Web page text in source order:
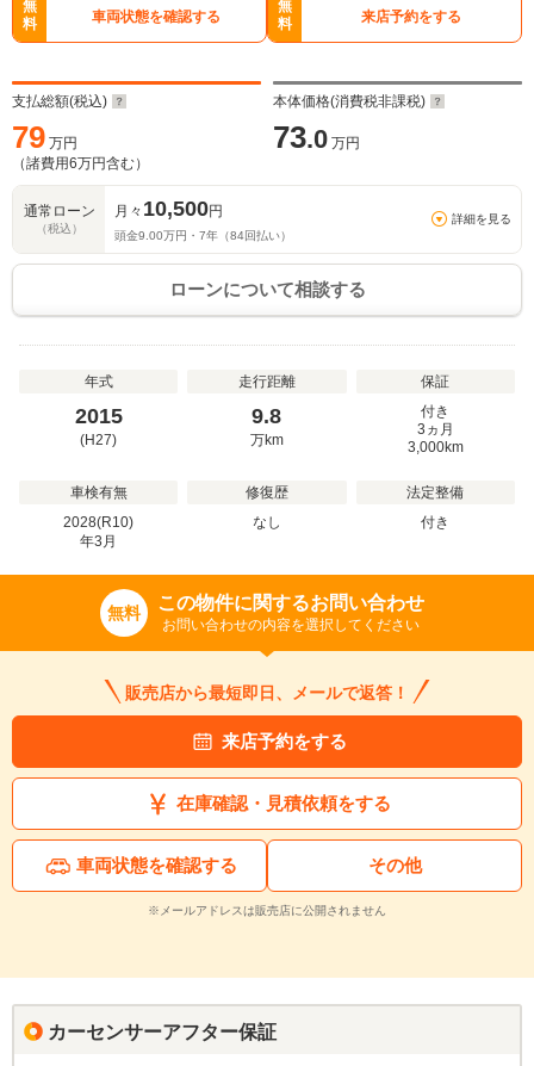
無
料
車両状態を確認する
無
料
来店予約をする
支払総額(税込)
79 万円
（諸費用6万円含む）
本体価格(消費税非課税)
73.0 万円
通常ローン
（税込）
月々 10,500円
頭金9.00万円・ 7年（84回払い）
詳細を見る
ローンについて相談する
年式
2015
(H27)
走行距離
9.8
万km
保証
付き
3ヵ月
3,000km
車検有無
2028(R10)
年3 月
修復歴
なし
法定整備
付き
無料 この物件に関するお問い合わせ
お問い合わせの内容を選択してください
販売店から最短即日、メールで返答！
来店予約をする
在庫確認・見積依頼をする
車両状態を確認する その他
※メールアドレスは販売店に公開されません
カーセンサーアフター保証